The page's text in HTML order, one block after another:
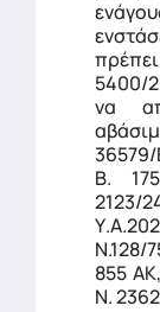
5400/
να
Β.
2123/
Ν.128/
855
Ν.